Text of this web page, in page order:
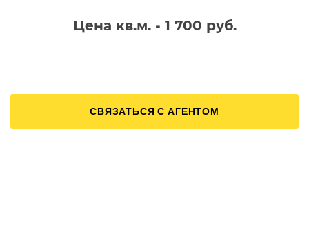
Цена кв.м. - 1 700 руб.
СВЯЗАТЬСЯ С АГЕНТОМ